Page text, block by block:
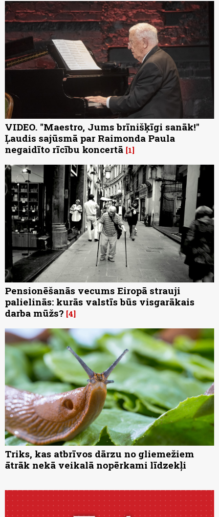
VIDEO. "Maestro, Jums brīnišķīgi sanāk!"
Ļaudis sajūsmā par Raimonda Paula
negaidīto rīcību koncertā 1
Pensionēšanās vecums Eiropā strauji
palielinās: kurās valstīs būs visgarākais
darba mūžs? 4
Triks, kas atbrīvos dārzu no gliemežiem
ātrāk nekā veikalā nopērkami līdzekļi